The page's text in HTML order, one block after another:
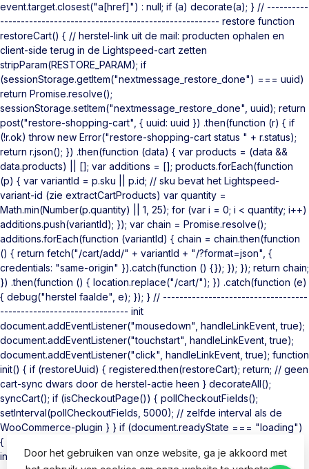
event.target.closest("a[href]") : null; if (a) decorate(a); } // ----------
----------------------------------------------------- restore function
restoreCart() { // herstel-link uit de mail: producten ophalen en
client-side terug in de Lightspeed-cart zetten
stripParam(RESTORE_PARAM); if
(sessionStorage.getItem("nextmessage_restore_done") === uuid)
return Promise.resolve();
sessionStorage.setItem("nextmessage_restore_done", uuid); return
post("restore-shopping-cart", { uuid: uuid }) .then(function (r) { if
(!r.ok) throw new Error("restore-shopping-cart status " + r.status);
return r.json(); }) .then(function (data) { var products = (data &&
data.products) || []; var additions = []; products.forEach(function
(p) { var variantId = p.sku || p.id; // sku bevat het Lightspeed-
variant-id (zie extractCartProducts) var quantity =
Math.min(Number(p.quantity) || 1, 25); for (var i = 0; i < quantity; i++)
additions.push(variantId); }); var chain = Promise.resolve();
additions.forEach(function (variantId) { chain = chain.then(function
() { return fetch("/cart/add/" + variantId + "/?format=json", {
credentials: "same-origin" }).catch(function () {}); }); }); return chain;
}) .then(function () { location.replace("/cart/"); }) .catch(function (e)
{ debug("herstel faalde", e); }); } // -----------------------------------
------------------------------- init
document.addEventListener("mousedown", handleLinkEvent, true);
document.addEventListener("touchstart", handleLinkEvent, true);
document.addEventListener("click", handleLinkEvent, true); function
init() { if (restoreUuid) { registered.then(restoreCart); return; // geen
cart-sync dwars door de herstel-actie heen } decorateAll();
syncCart(); if (isCheckoutPage()) { pollCheckoutFields();
setInterval(pollCheckoutFields, 5000); // zelfde interval als de
WooCommerce-plugin } } if (document.readyState === "loading")
{ document.addEventListener("DOMContentLoaded", init); } else {
init(); } })();Door het gebruiken van onze website, ga je akkoord met